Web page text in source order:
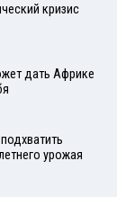
кризис
дать Африке
урожая